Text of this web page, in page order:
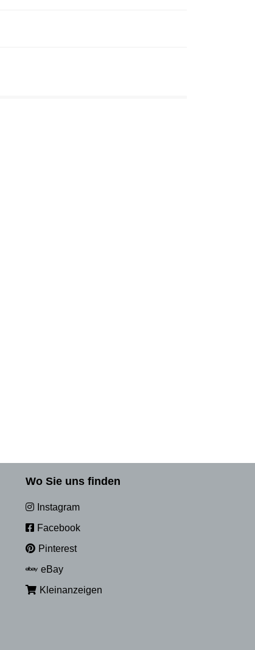
Wo Sie uns finden
Instagram
Facebook
Pinterest
eBay
Kleinanzeigen